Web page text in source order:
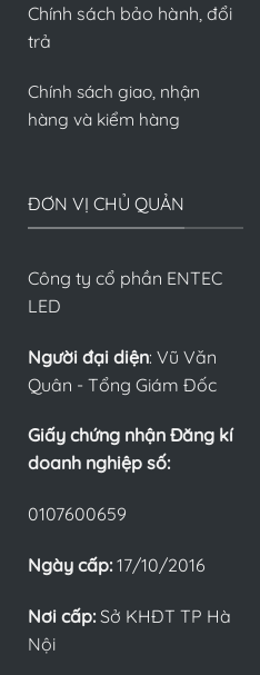
Chính sách bảo hành, đổi
trả
Chính sách giao, nhận
hàng và kiểm hàng
ĐƠN VỊ CHỦ QUẢN
Công ty cổ phần ENTEC
LED
Người đại diện: Vũ Văn
Quân - Tổng Giám Đốc
Giấy chứng nhận Đăng kí
doanh nghiệp số:
0107600659
Ngày cấp: 17/10/2016
Nơi cấp: Sở KHĐT TP Hà
Nội